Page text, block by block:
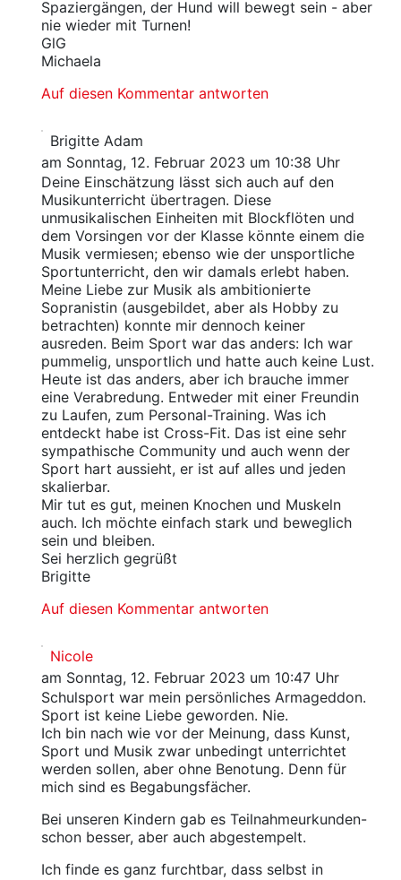
Spaziergängen, der Hund will bewegt sein - aber
nie wieder mit Turnen!
GlG
Michaela
Auf diesen Kommentar antworten
Brigitte Adam
am Sonntag, 12. Februar 2023 um 10:38 Uhr
Deine Einschätzung lässt sich auch auf den
Musikunterricht übertragen. Diese
unmusikalischen Einheiten mit Blockflöten und
dem Vorsingen vor der Klasse könnte einem die
Musik vermiesen; ebenso wie der unsportliche
Sportunterricht, den wir damals erlebt haben.
Meine Liebe zur Musik als ambitionierte
Sopranistin (ausgebildet, aber als Hobby zu
betrachten) konnte mir dennoch keiner
ausreden. Beim Sport war das anders: Ich war
pummelig, unsportlich und hatte auch keine Lust.
Heute ist das anders, aber ich brauche immer
eine Verabredung. Entweder mit einer Freundin
zu Laufen, zum Personal-Training. Was ich
entdeckt habe ist Cross-Fit. Das ist eine sehr
sympathische Community und auch wenn der
Sport hart aussieht, er ist auf alles und jeden
skalierbar.
Mir tut es gut, meinen Knochen und Muskeln
auch. Ich möchte einfach stark und beweglich
sein und bleiben.
Sei herzlich gegrüßt
Brigitte
Auf diesen Kommentar antworten
Nicole
am Sonntag, 12. Februar 2023 um 10:47 Uhr
Schulsport war mein persönliches Armageddon.
Sport ist keine Liebe geworden. Nie.
Ich bin nach wie vor der Meinung, dass Kunst,
Sport und Musik zwar unbedingt unterrichtet
werden sollen, aber ohne Benotung. Denn für
mich sind es Begabungsfächer.
Bei unseren Kindern gab es Teilnahmeurkunden-
schon besser, aber auch abgestempelt.
Ich finde es ganz furchtbar, dass selbst in